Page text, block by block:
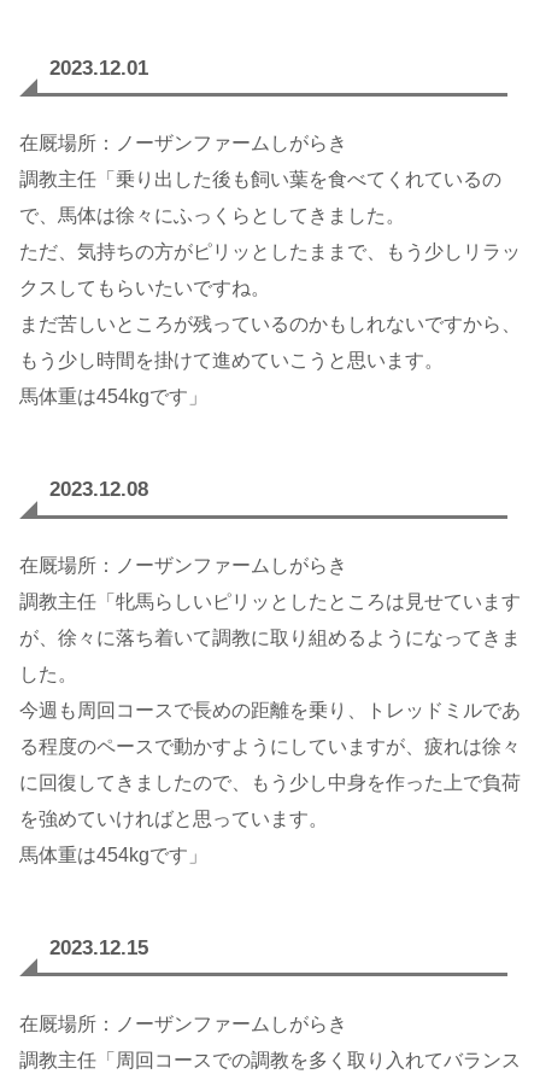
2023.12.01
在厩場所：ノーザンファームしがらき
調教主任「乗り出した後も飼い葉を食べてくれているの
で、馬体は徐々にふっくらとしてきました。
ただ、気持ちの方がピリッとしたままで、もう少しリラッ
クスしてもらいたいですね。
まだ苦しいところが残っているのかもしれないですから、
もう少し時間を掛けて進めていこうと思います。
馬体重は454kgです」
2023.12.08
在厩場所：ノーザンファームしがらき
調教主任「牝馬らしいピリッとしたところは見せています
が、徐々に落ち着いて調教に取り組めるようになってきま
した。
今週も周回コースで長めの距離を乗り、トレッドミルであ
る程度のペースで動かすようにしていますが、疲れは徐々
に回復してきましたので、もう少し中身を作った上で負荷
を強めていければと思っています。
馬体重は454kgです」
2023.12.15
在厩場所：ノーザンファームしがらき
調教主任「周回コースでの調教を多く取り入れてバランス